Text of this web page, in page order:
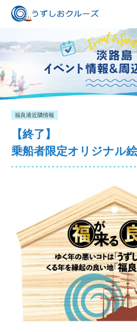
【終了】
乗船者限定オリジナル
福良港近隣情報